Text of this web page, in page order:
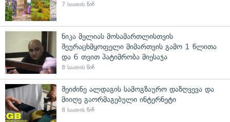
7 საათის წინ
ნიკა მელიას მოსამართლისთვის
შეურაცხმყოფელი მიმართვის გამო 1 წლითა
და 6 თვით პატიმრობა მიესაჯა
8 საათის წინ
შეიძინე ალდაგის სამოგზაურო დაზღვევა და
მიიღე გაორმაგებული ინტერნეტი
8 საათის წინ